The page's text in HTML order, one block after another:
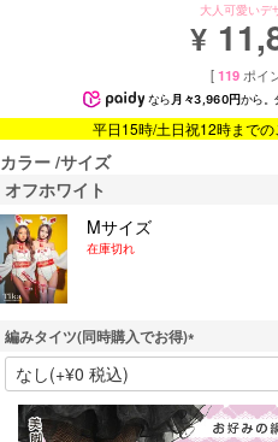
大人可愛いデ
¥
[ 119 ポイ
なら月々3,960円から。
平日15時/土日祝12時までの
カラー サイズ
オフホワイト
Mサイズ
在庫切れ
編みタイツ(同時購入でお得)
(
必
須
)